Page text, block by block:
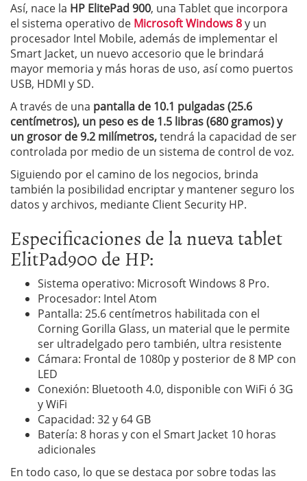
Así, nace la HP ElitePad 900, una Tablet que incorpora
el sistema operativo de Microsoft Windows 8y un
procesador Intel Mobile, además de implementar el
Smart Jacket, un nuevo accesorio que le brindará
mayor memoria y más horas de uso, así como puertos
USB, HDMI y SD.
A través de una pantalla de 10.1 pulgadas (25.6
centímetros), un peso es de 1.5 libras (680 gramos) y
un grosor de 9.2 milímetros,tendrá la capacidad de ser
controlada por medio de un sistema de control de voz.
Siguiendo por el camino de los negocios, brinda
también la posibilidad encriptar y mantener seguro los
datos y archivos, mediante Client Security HP.
Especificaciones de la nueva tablet
ElitPad900 de HP:
Sistema operativo: Microsoft Windows 8 Pro.
Procesador: Intel Atom
Pantalla: 25.6 centímetros habilitada con el
Corning Gorilla Glass, un material que le permite
ser ultradelgado pero también, ultra resistente
Cámara: Frontal de 1080p y posterior de 8 MP con
LED
Conexión: Bluetooth 4.0, disponible con WiFi ó 3G
y WiFi
Capacidad: 32 y 64 GB
Batería: 8 horas y con el Smart Jacket 10 horas
adicionales
En todo caso, lo que se destaca por sobre todas las